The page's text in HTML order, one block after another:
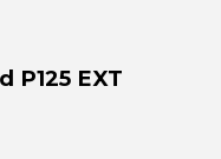
P125 EXT